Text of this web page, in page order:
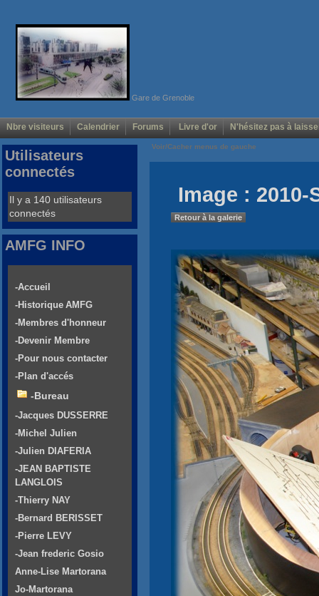
Gare de Grenoble
Nbre visiteurs Calendrier Forums Livre d'or N'hésitez pas à
Voir/Cacher menus de gauche
Image : 2010-
Retour à la galerie
Utilisateurs
connectés
Il y a 140 utilisateurs
connectés
AMFG INFO
-Accueil
-Historique AMFG
-Membres d'honneur
-Devenir Membre
-Pour nous contacter
-Plan d'accés
-Bureau
-Jacques DUSSERRE
-Michel Julien
-Julien DIAFERIA
-JEAN BAPTISTE
LANGLOIS
-Thierry NAY
-Bernard BERISSET
-Pierre LEVY
-Jean frederic Gosio
Anne-Lise Martorana
Jo-Martorana